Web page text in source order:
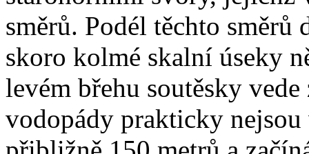
směrů. Podél těchto
skoro kolmé skalní úseky
levém břehu soutěsky
vodopády prakticky